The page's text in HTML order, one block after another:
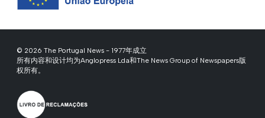
© 2026 The Portugal News - 1977年成立
所有内容和设计均为Anglopress Lda和The News Group of Newspapers版
权所有。